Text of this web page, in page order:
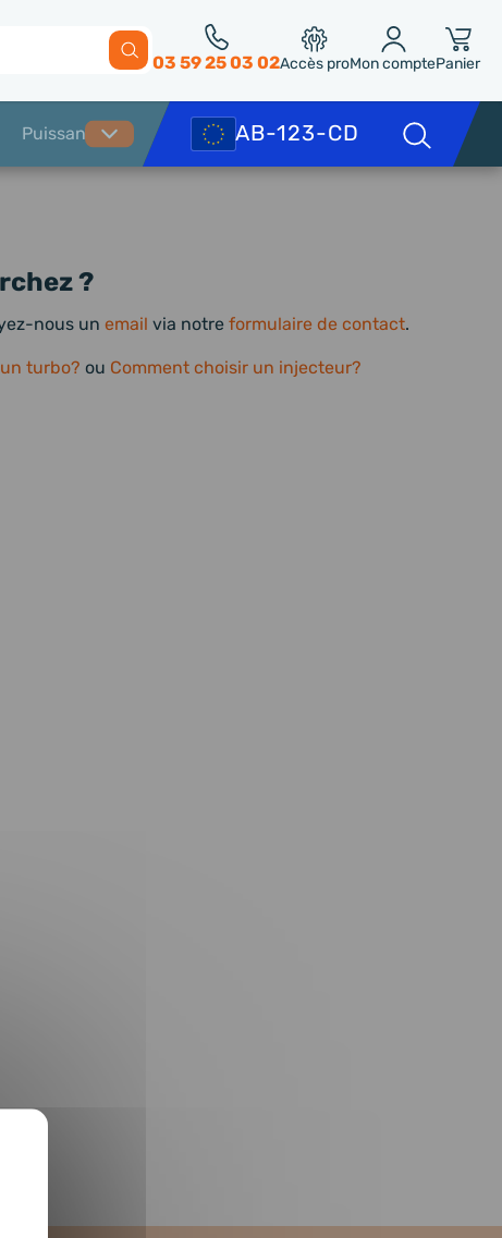
03 59 25 03 02Accès proMon comptePanier
?
nous un email via notre formulaire de contact.
turbo? ou Comment choisir un injecteur?